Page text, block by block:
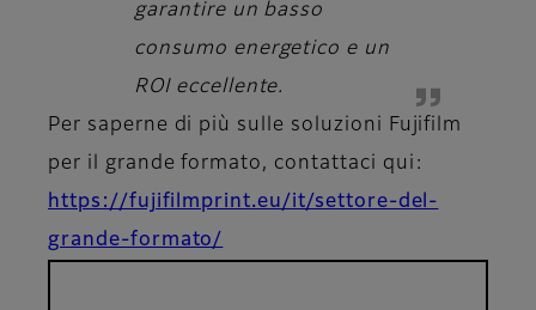
garantire un basso
consumo energetico e un
ROI eccellente.
Per saperne di più sulle soluzioni Fujifilm
per il grande formato, contattaci qui:
https://fujifilmprint.eu/it/settore-del-
grande-formato/